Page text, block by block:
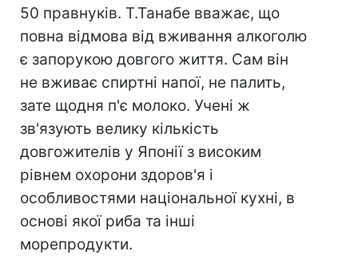
50 правнуків. Т.Танабе вважає, що
повна відмова від вживання алкоголю
є запорукою довгого життя. Сам він
не вживає спиртні напої, не палить,
зате щодня п'є молоко. Учені ж
зв'язують велику кількість
довгожителів у Японії з високим
рівнем охорони здоров'я і
особливостями національної кухні, в
основі якої риба та інші
морепродукти.